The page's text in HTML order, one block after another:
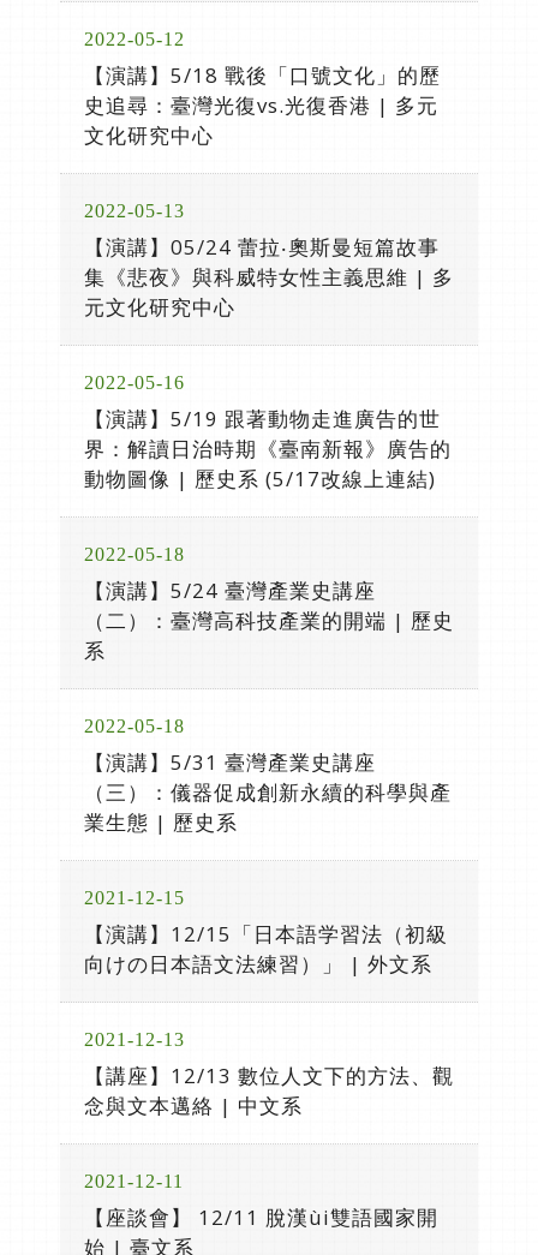
2022-05-12
【演講】5/18 戰後「口號文化」的歷
史追尋：臺灣光復vs.光復香港 | 多元
文化研究中心
2022-05-13
【演講】05/24 蕾拉‧奧斯曼短篇故事
集《悲夜》與科威特女性主義思維 | 多
元文化研究中心
2022-05-16
【演講】5/19 跟著動物走進廣告的世
界：解讀日治時期《臺南新報》廣告的
動物圖像 | 歷史系 (5/17改線上連結)
2022-05-18
【演講】5/24 臺灣產業史講座
（二）：臺灣高科技產業的開端 | 歷史
系
2022-05-18
【演講】5/31 臺灣產業史講座
（三）：儀器促成創新永續的科學與產
業生態 | 歷史系
2021-12-15
【演講】12/15「日本語学習法（初級
向けの日本語文法練習）」 | 外文系
2021-12-13
【講座】12/13 數位人文下的方法、觀
念與文本邁絡 | 中文系
2021-12-11
【座談會】 12/11 脫漢ùi雙語國家開
始 | 臺文系